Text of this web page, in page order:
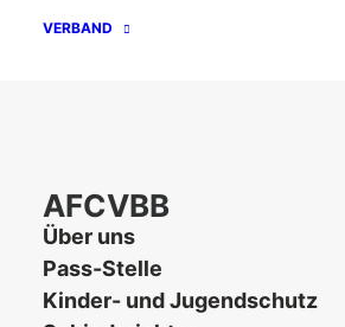
VERBAND
AFCVBB
Über uns
Pass-Stelle
Kinder- und Jugendschutz
ERGEBNISSE 13.08./